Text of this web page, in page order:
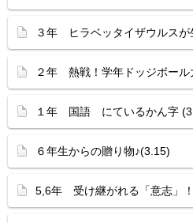
３年 ヒラベッタイザウルスが
２年 熱戦！学年ドッジボール
１年 国語 にているかん字
６年生からの贈り物♪(3.15)
5,6年 受け継がれる「意志」